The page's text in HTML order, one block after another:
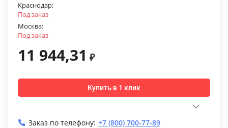
Краснодар:
Под заказ
Москва:
Под заказ
11 944,31 ₽
Купить в 1 клик
Заказ по телефону: +7 (800) 700-77-89